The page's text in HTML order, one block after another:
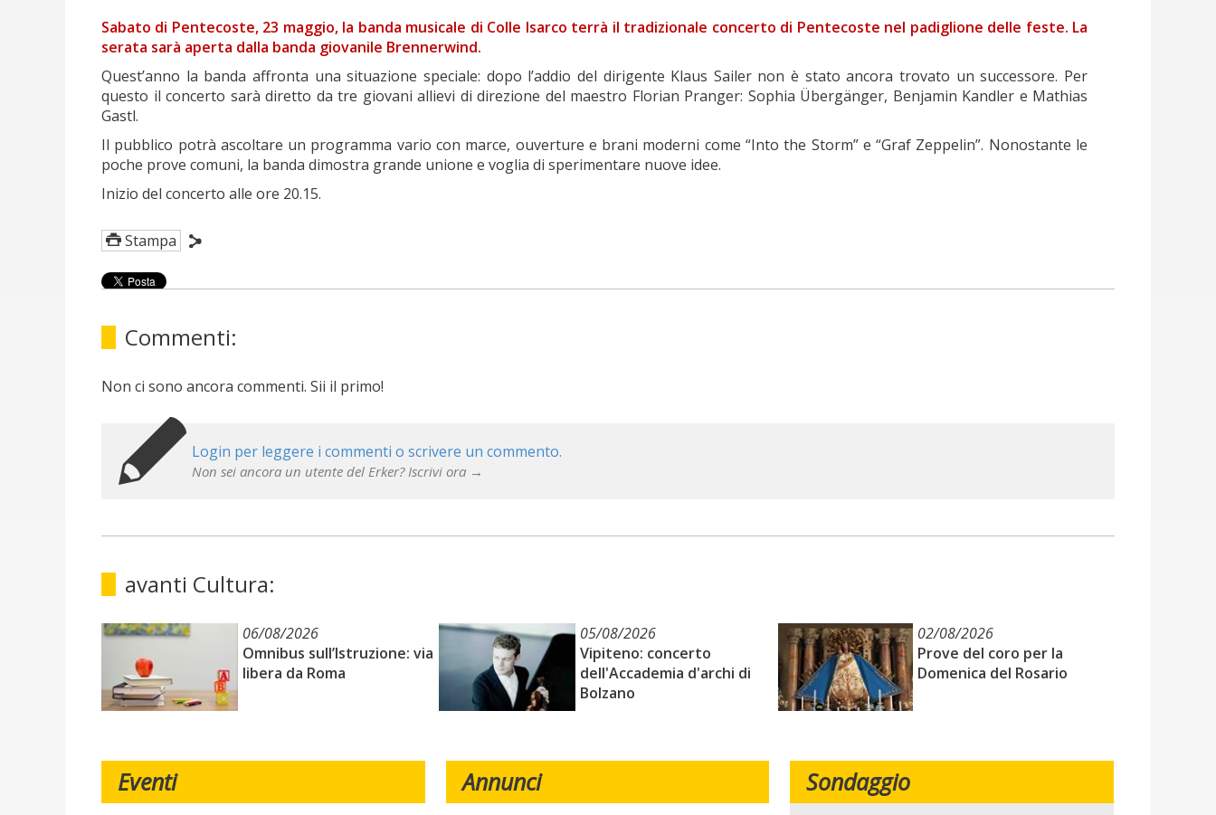
Sabato di Pentecoste, 23 maggio, la banda musicale di Colle Isarco terrà il tradizionale concerto di Pentecoste nel padiglione delle feste. La
serata sarà aperta dalla banda giovanile Brennerwind.
Quest’anno la banda affronta una situazione speciale: dopo l’addio del dirigente Klaus Sailer non è stato ancora trovato un successore. Per
questo il concerto sarà diretto da tre giovani allievi di direzione del maestro Florian Pranger: Sophia Übergänger, Benjamin Kandler e Mathias
Gastl.
Il pubblico potrà ascoltare un programma vario con marce, ouverture e brani moderni come “Into the Storm” e “Graf Zeppelin”. Nonostante le
poche prove comuni, la banda dimostra grande unione e voglia di sperimentare nuove idee.
Inizio del concerto alle ore 20.15.
Stampa
Commenti:
Non ci sono ancora commenti. Sii il primo!
Login per leggere i commenti o scrivere un commento.
Non sei ancora un utente del Erker? Iscrivi ora →
avanti Cultura:
06/08/2026
Omnibus sull’Istruzione: via
libera da Roma
05/08/2026
Vipiteno: concerto
dell'Accademia d'archi di
Bolzano
02/08/2026
Prove del coro per la
Domenica del Rosario
Eventi Annunci Sondaggio